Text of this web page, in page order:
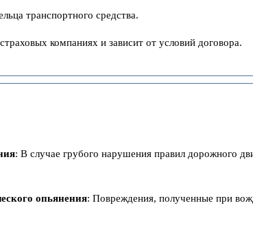
транспортного средства.
компаниях и зависит от условий договора.
: В случае грубого нарушения правил дорожного
опьянения: Повреждения, полученные при